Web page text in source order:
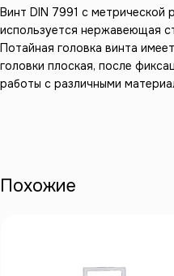
Винт DIN 7991 с
используется нержавеющая
Потайная головка винта
головки плоская, после
работы с различными
Похожие